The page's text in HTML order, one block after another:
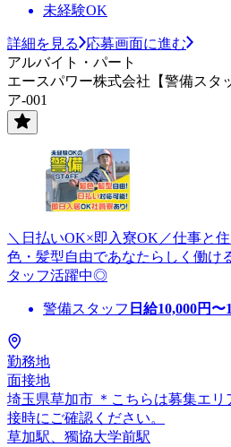
未経験OK
詳細を見る
応募画面に進む
アルバイト・パート
エースパワー株式会社【警備スタ
ア-001
＼日払いOK×即入寮OK／仕事と
色・髪型自由であなたらしく働け
タッフ活躍中◎
警備スタッフ 日給10,000円〜
勤務地
面接地
埼玉県草加市 ＊こちらは募集エ
接時にご確認ください。
草加駅、獨協大学前駅